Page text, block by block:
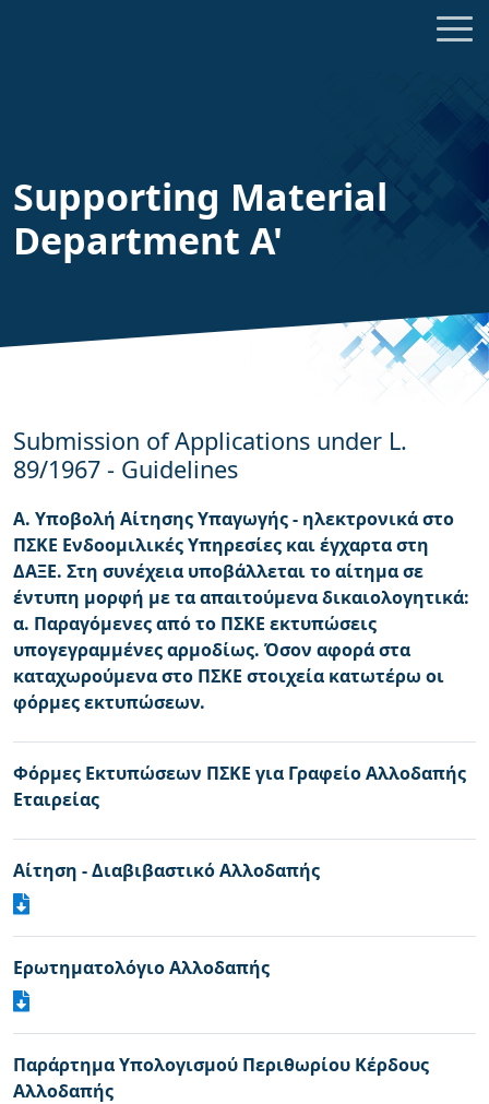
Supporting Material
Department A'
Submission of Applications under L.
89/1967 - Guidelines
Α. Υποβολή Aίτησης Yπαγωγής - ηλεκτρονικά στο
ΠΣΚΕ Ενδοομιλικές Υπηρεσίες και έγχαρτα στη
ΔΑΞΕ. Στη συνέχεια υποβάλλεται το αίτημα σε
έντυπη μορφή με τα απαιτούμενα δικαιολογητικά:
α. Παραγόμενες από το ΠΣΚΕ εκτυπώσεις
υπογεγραμμένες αρμοδίως. Όσον αφορά στα
καταχωρούμενα στο ΠΣΚΕ στοιχεία κατωτέρω οι
φόρμες εκτυπώσεων.
Φόρμες Εκτυπώσεων ΠΣΚΕ για Γραφείο Αλλοδαπής
Εταιρείας
Αίτηση - Διαβιβαστικό Αλλοδαπής
Ερωτηματολόγιο Αλλοδαπής
Παράρτημα Υπολογισμού Περιθωρίου Κέρδους
Αλλοδαπής